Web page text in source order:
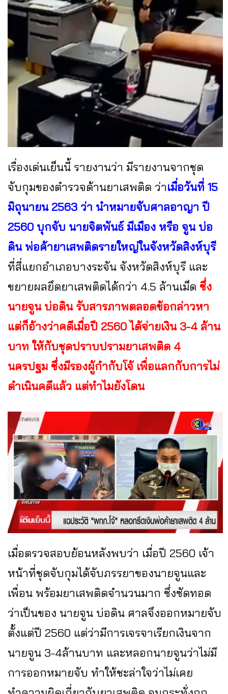
เรื่องเด่นเย็นนี้ รายงานว่า มีรายงานจากชุด
จับกุมของตำรวจด้านยาเสพติด ว่าเมื่อวันที่ 15
มิถุนายน 2563 ว่า นำหมายจับศาลอาญา ปี
2560 บุกจับ นายจิตพันธ์ มีเมือง หรือ จูน บ่อ
ดิน พ่อค้ายาเสพติดรายใหญ่ในจังหวัดสิงห์บุรี
ที่สี่แยกอำเภอบางระจัน จังหวัดสิงห์บุรี และ
ขยายผลยึดยาเสพติดได้กว่า 4.5 ล้านเม็ด ซึ่ง
นายจูน บ่อดิน รับสารภาพตลอดข้อกล่าวหา
แต่ก็อ้างว่าคดีเมื่อปี 2560 ได้จ่ายเงิน 3-4 ล้าน
บาท ให้กับชุดปราบปรามยาเสพติด 4
นครปฐม ซึ่งมีรองผู้กำกับโจ้ เพื่อแลกกับการไม่
ดำเนินคดีแล้ว แต่ทำไมยังโดน
เมื่อตรวจสอบย้อนหลังพบว่า เมื่อปี 2560 เจ้า
หน้าที่ชุดจับกุมได้จับภรรยาของนายจูนและ
เพื่อน พร้อมยาเสพติดจำนวนมาก ซึ่งซัดทอด
ว่าเป็นของ นายจูน บ่อดิน ศาลจึงออกหมายจับ
ตั้งแต่ปี 2560 แต่ว่ามีการเจรจาเรียกเงินจาก
นายจูน 3-4ล้านบาท และหลอกนายจูนว่าไม่มี
การออกหมายจับ ทำให้ชะล่าใจว่าไม่เคย